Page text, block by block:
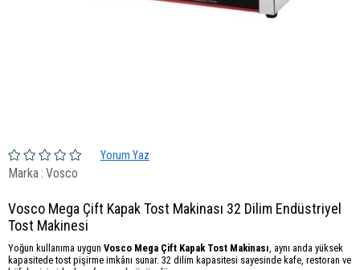
Yorum Yaz
Marka: Vosco
Vosco Mega Çift Kapak Tost Makinası 32 Dilim Endüstriyel
Tost Makinesi
Yoğun kullanıma uygun Vosco Mega Çift Kapak Tost Makinası, aynı anda yüksek
kapasitede tost pişirme imkânı sunar. 32 dilim kapasitesi sayesinde kafe, restoran ve